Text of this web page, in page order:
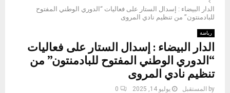
الدار البيضاء : إسدال الستار على فعاليات “الدوري الوطني المفتوح
للبادمنتون” من تنظيم نادي المروى
رياضة
الدار البيضاء : إسدال الستار على فعاليات
“الدوري الوطني المفتوح للبادمنتون” من
تنظيم نادي المروى
by المستقبل يوليو 14, 2025 0